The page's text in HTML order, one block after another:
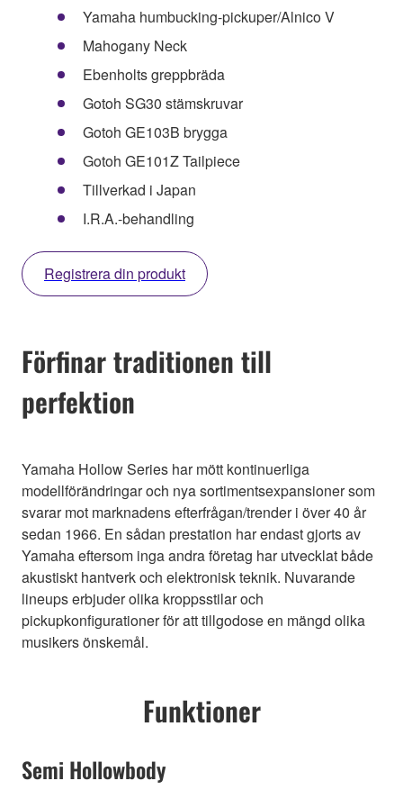
Yamaha humbucking-pickuper/Alnico V
Mahogany Neck
Ebenholts greppbräda
Gotoh SG30 stämskruvar
Gotoh GE103B brygga
Gotoh GE101Z Tailpiece
Tillverkad i Japan
I.R.A.-behandling
Registrera din produkt
Förfinar traditionen till
perfektion
Yamaha Hollow Series har mött kontinuerliga
modellförändringar och nya sortimentsexpansioner som
svarar mot marknadens efterfrågan/trender i över 40 år
sedan 1966. En sådan prestation har endast gjorts av
Yamaha eftersom inga andra företag har utvecklat både
akustiskt hantverk och elektronisk teknik. Nuvarande
lineups erbjuder olika kroppsstilar och
pickupkonfigurationer för att tillgodose en mängd olika
musikers önskemål.
Funktioner
Semi Hollowbody